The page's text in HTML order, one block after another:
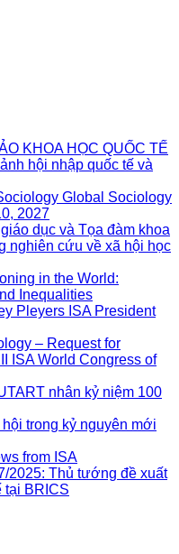
KHOA HỌC QUỐC TẾ
hội nhập quốc tế và
Global Sociology
2027
dục và Tọa đàm khoa
nghiên cứu về xã hội học
in the World:
Inequalities
Pleyers ISA President
– Request for
ISA World Congress of
nhân kỷ niệm 100
trong kỷ nguyên mới
from ISA
2025: Thủ tướng đề xuất
tại BRICS